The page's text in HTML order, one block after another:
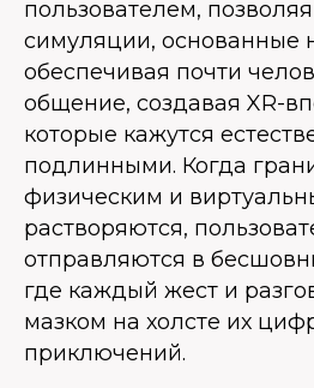
пользователем,
симуляции, основанные
обеспечивая почти
общение, создавая XR-
которые кажутся
подлинными. Когда
физическим и
растворяются,
отправляются в
где каждый жест и
мазком на холсте их
приключений.